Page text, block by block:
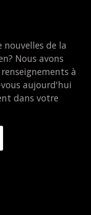
nouvelles de la
Nous avons
à
aujourd'hui
dans votre